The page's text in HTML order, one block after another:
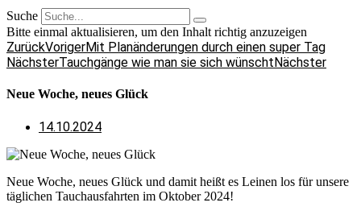
Suche
Bitte einmal aktualisieren, um den Inhalt richtig anzuzeigen
ZurückVorigerMit Planänderungen durch einen super Tag
NächsterTauchgänge wie man sie sich wünschtNächster
Neue Woche, neues Glück
14.10.2024
Neue Woche, neues Glück und damit heißt es Leinen los für unsere
täglichen Tauchausfahrten im Oktober 2024!